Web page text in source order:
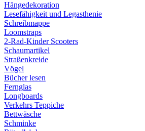
Hängedekoration
Lesefähigkeit und Legasthenie
Schreibmappe
Loomstraps
2-Rad-Kinder Scooters
Schaumartikel
Straßenkreide
Vögel
Bücher lesen
Fernglas
Longboards
Verkehrs Teppiche
Bettwäsche
Schminke